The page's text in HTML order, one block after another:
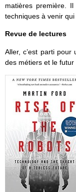
matières première.
techniques à venir
Revue de lectures
Aller, c’est parti
des métiers et le futur